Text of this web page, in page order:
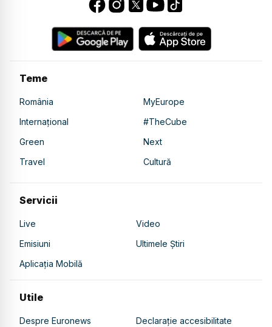
Teme
România
MyEurope
Internațional
#TheCube
Green
Next
Travel
Cultură
Servicii
Live
Video
Emisiuni
Ultimele Știri
Aplicația Mobilă
Utile
Despre Euronews Declarație accesibilitate